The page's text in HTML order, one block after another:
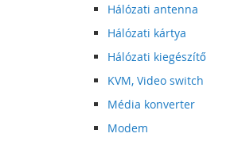
Hálózati antenna
Hálózati kártya
Hálózati kiegészítő
KVM, Video switch
Média konverter
Modem